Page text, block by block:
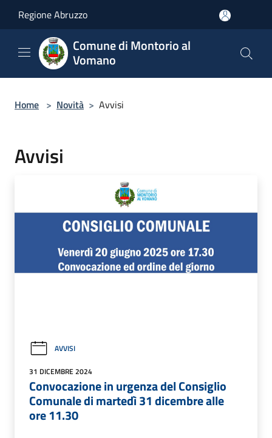
Regione Abruzzo
Comune di Montorio al
Vomano
Home > Novità > Avvisi
Avvisi
AVVISI
31 DICEMBRE 2024
Convocazione in urgenza del Consiglio
Comunale di martedì 31 dicembre alle
ore 11.30